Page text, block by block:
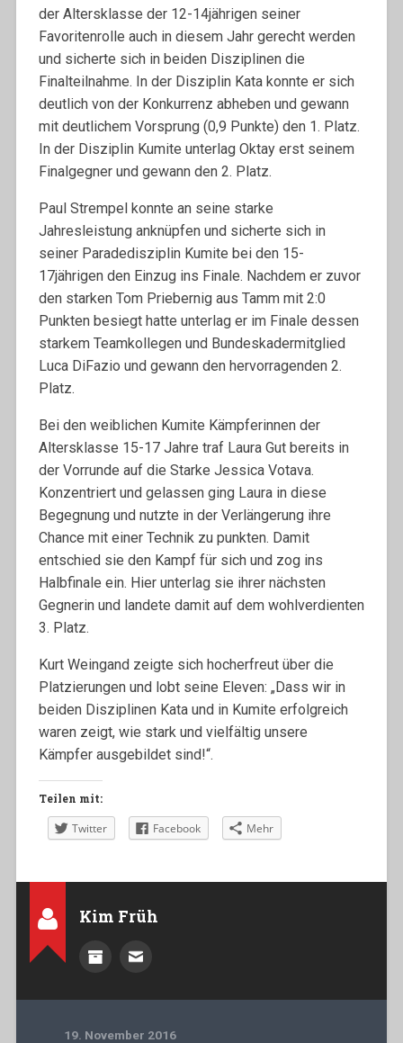
der Altersklasse der 12-14jährigen seiner
Favoritenrolle auch in diesem Jahr gerecht werden
und sicherte sich in beiden Disziplinen die
Finalteilnahme. In der Disziplin Kata konnte er sich
deutlich von der Konkurrenz abheben und gewann
mit deutlichem Vorsprung (0,9 Punkte) den 1. Platz.
In der Disziplin Kumite unterlag Oktay erst seinem
Finalgegner und gewann den 2. Platz.
Paul Strempel konnte an seine starke
Jahresleistung anknüpfen und sicherte sich in
seiner Paradedisziplin Kumite bei den 15-
17jährigen den Einzug ins Finale. Nachdem er zuvor
den starken Tom Priebernig aus Tamm mit 2:0
Punkten besiegt hatte unterlag er im Finale dessen
starkem Teamkollegen und Bundeskadermitglied
Luca DiFazio und gewann den hervorragenden 2.
Platz.
Bei den weiblichen Kumite Kämpferinnen der
Altersklasse 15-17 Jahre traf Laura Gut bereits in
der Vorrunde auf die Starke Jessica Votava.
Konzentriert und gelassen ging Laura in diese
Begegnung und nutzte in der Verlängerung ihre
Chance mit einer Technik zu punkten. Damit
entschied sie den Kampf für sich und zog ins
Halbfinale ein. Hier unterlag sie ihrer nächsten
Gegnerin und landete damit auf dem wohlverdienten
3. Platz.
Kurt Weingand zeigte sich hocherfreut über die
Platzierungen und lobt seine Eleven: „Dass wir in
beiden Disziplinen Kata und in Kumite erfolgreich
waren zeigt, wie stark und vielfältig unsere
Kämpfer ausgebildet sind!“.
Teilen mit:
Twitter Facebook Mehr
Kim Früh
19. November 2016